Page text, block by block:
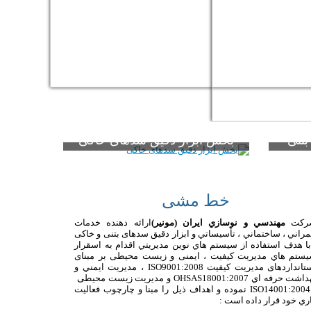
بخش ابزار دقیق سدهای خاکی
شرکتهای بسیار معتبر دنیا گردیده است. جهت
پیشگیری از گسیختگی سدهای خاکی در اثر...
حين
خط مشی
مهندسي و نوسازي ايران (مونیر)ارائه دهنده خدمات
، ساختماني ، تأسيساتي و ابزار دقيق سدهای بتنی و خاکی
با هدف استفاده از سيستم هاي نوين مديريتي اقدام به اسقرار
هاي مديريت كيفيت ، ایمنی و زیست محیطی بر مبنای
مدیریت کیفیت ISO9001:2008 ، مدیریت ايمني و
حرفه اي OHSAS18001:2007و مدیریت زیست محیطی
ISO14001:2004 نموده و اهداف ذيل را مبنا و چارچوب فعاليت
خود قرار داده است :